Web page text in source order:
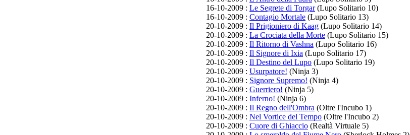
16-10-2009 : Le Segrete di Torgar(Lupo Solitario 10)
16-10-2009 : Contagio Mortale (Lupo Solitario 13)
20-10-2009 : Il Prigioniero di Kaag (Lupo Solitario 14)
20-10-2009 : La Crociata della Morte (Lupo Solitario 15)
20-10-2009 : Il Ritorno di Vashna (Lupo Solitario 16)
20-10-2009 : Il Signore di Ixia (Lupo Solitario 17)
20-10-2009 : Il Destino del Lupo (Lupo Solitario 19)
20-10-2009 : Usurpatore! (Ninja 3)
20-10-2009 : Signore Supremo! (Ninja 4)
20-10-2009 : Guerriero! (Ninja 5)
20-10-2009 : Inferno! (Ninja 6)
20-10-2009 : Il Regno dell'Ombra (Oltre l'Incubo 1)
20-10-2009 : Nel Vortice del Tempo (Oltre l'Incubo 2)
20-10-2009 : Cuore di Ghiaccio (Realtà Virtuale 5)